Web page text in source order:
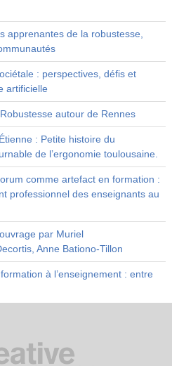
apprenantes de la robustesse,
: perspectives, défis et
artificielle
autour de Rennes
: Petite histoire du
de l’ergonomie toulousaine.
comme artefact en formation :
professionnel des enseignants au
par Muriel
Anne Bationo‑Tillon
à l’enseignement : entre